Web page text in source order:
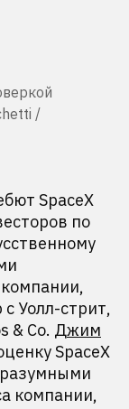
/
SpaceX
по
Уолл-стрит,
& Co. Джим
SpaceX
компании,